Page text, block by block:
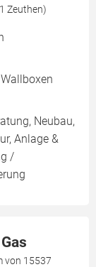
Zeuthen)
Neubau,
Anlage &
/
von 15537